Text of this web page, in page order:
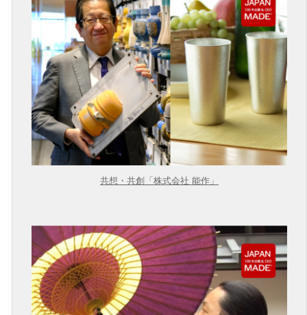
共想・共創「株式会社 能作」